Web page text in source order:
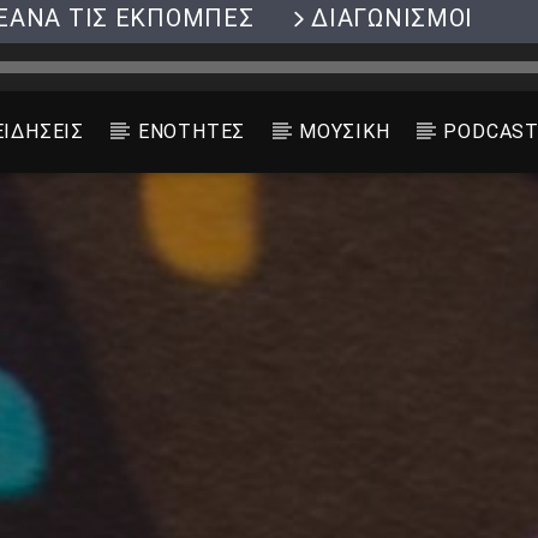
ΤΙΣ ΕΚΠΟΜΠΕΣ ΔΙΑΓΩΝΙΣΜΟΙ
ΕΝΟΤΗΤΕΣ ΜΟΥΣΙΚΗ